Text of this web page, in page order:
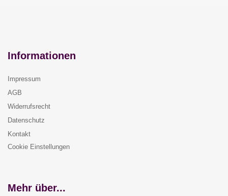
Informationen
Impressum
AGB
Widerrufsrecht
Datenschutz
Kontakt
Cookie Einstellungen
Mehr über...